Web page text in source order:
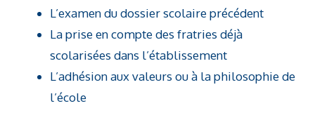
L’examen du dossier scolaire précédent
La prise en compte des fratries déjà
scolarisées dans l’établissement
L’adhésion aux valeurs ou à la philosophie de
l’école